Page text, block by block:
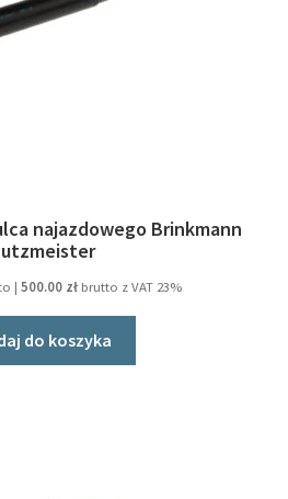
najazdowego Brinkmann
| 500.00 złbrutto z VAT 23%
do koszyka